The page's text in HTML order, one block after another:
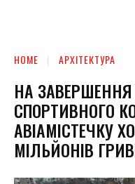
HOME АРХІТЕКТУРА
НА
СПОРТИВНОГО
АВІАМІСТЕЧКУ
МІЛЬЙОНІВ